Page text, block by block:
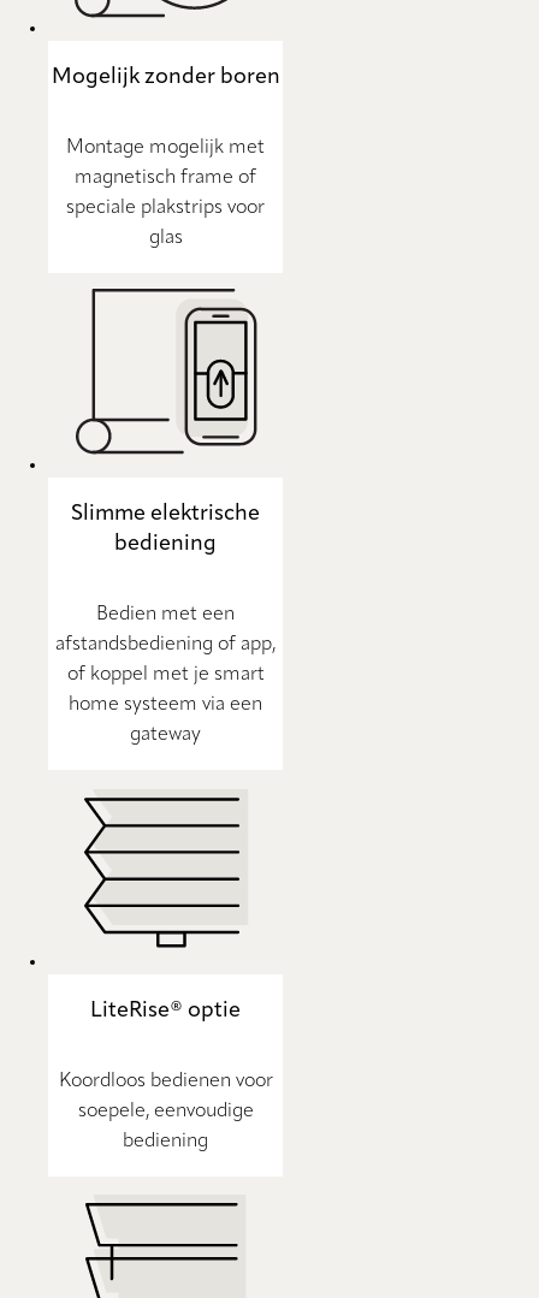
Mogelijk zonder boren
Montage mogelijk met
magnetisch frame of
speciale plakstrips voor
glas
Slimme elektrische
bediening
Bedien met een
afstandsbediening of app,
of koppel met je smart
home systeem via een
gateway
LiteRise® optie
Koordloos bedienen voor
soepele, eenvoudige
bediening